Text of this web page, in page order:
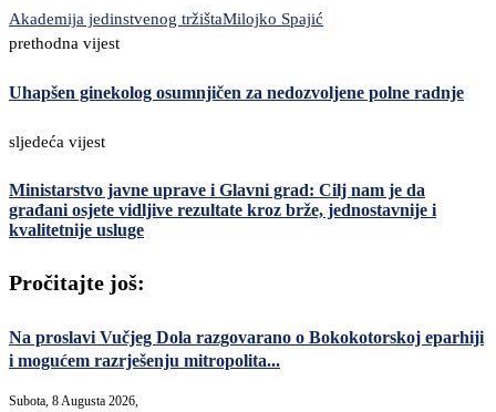
Akademija jedinstvenog tržištaMilojko Spajić
prethodna vijest
Uhapšen ginekolog osumnjičen za nedozvoljene polne radnje
sljedeća vijest
Ministarstvo javne uprave i Glavni grad: Cilj nam je da
građani osjete vidljive rezultate kroz brže, jednostavnije i
kvalitetnije usluge
Pročitajte još:
Na proslavi Vučjeg Dola razgovarano o Bokokotorskoj eparhiji
i mogućem razrješenju mitropolita...
Subota, 8 Augusta 2026,